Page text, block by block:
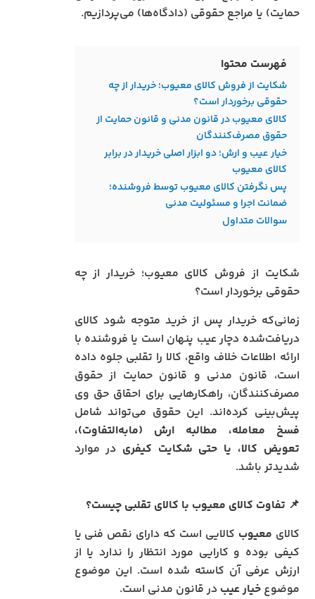
حمایت) یا مراجع حقوقی (دادگاه‌ها) می‌پردازیم.
فهرست محتوا
شکایت از فروش کالای معیوب؛ خریدار از چه
حقوقی برخوردار است؟
کالای معیوب در قانون مدنی و قانون حمایت از
حقوق مصرف‌کنندگان
خیار عیب و ارش؛ دو ابزار اصلی خریدار در برابر
کالای معیوب
پس نگرفتن کالای معیوب توسط فروشنده؛
ضمانت اجرا و مسئولیت مدنی
سوالات متداول
شکایت از فروش کالای معیوب؛ خریدار از چه
حقوقی برخوردار است؟
زمانی‌که خریدار پس از خرید متوجه شود کالای
دریافت‌شده دچار عیب پنهان است یا فروشنده با
ارائه اطلاعات خلاف واقع، کالا را تقلبی جلوه داده
است، قانون مدنی و قانون حمایت از حقوق
مصرف‌کنندگان، راهکارهایی برای احقاق حق وی
پیش‌بینی کرده‌اند. این حقوق می‌تواند شامل
فسخ معامله، مطالبه ارش (مابه‌التفاوت)،
تعویض کالا، یا حتی شکایت کیفری در موارد
شدیدتر باشد.
📌 تفاوت کالای معیوب با کالای تقلبی چیست؟
کالای معیوب کالایی است که دارای نقص فنی یا
کیفی بوده و کارایی مورد انتظار را ندارد یا از
ارزش عرفی آن کاسته شده است. این موضوع
موضوعخیار عیب در قانون مدنی است.